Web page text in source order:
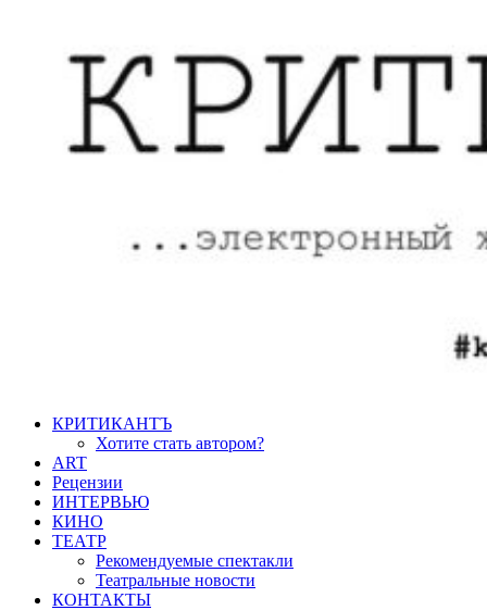
КРИТИКАНТЪ
Хотите стать автором?
ART
Рецензии
ИНТЕРВЬЮ
КИНО
ТЕАТР
Рекомендуемые спектакли
Театральные новости
КОНТАКТЫ